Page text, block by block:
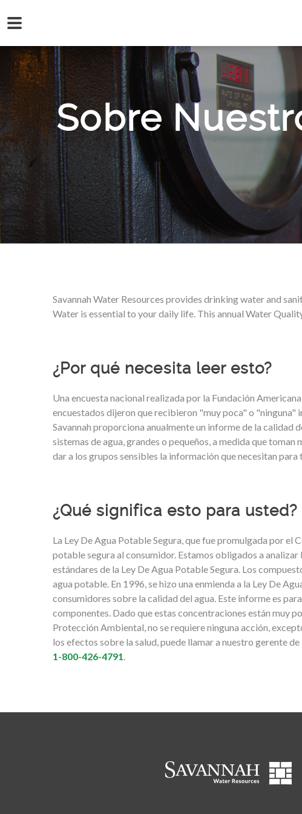
Sobre
Savannah Water Resources provides drinking water and
Water is essential to your daily life. This annual Water
¿Por qué necesita leer esto?
Una encuesta nacional realizada por la Fundación
encuestados dijeron que recibieron "muy poca" o "ninguna"
Savannah proporciona anualmente un informe de la calidad
sistemas de agua, grandes o pequeños, a medida que
dar a los grupos sensibles la información que necesitan para
¿Qué significa esto para usted?
La Ley De Agua Potable Segura, que fue promulgada por
potable segura al consumidor. Estamos obligados a
estándares de la Ley De Agua Potable Segura. Los
agua potable. En 1996, se hizo una enmienda a la Ley De
consumidores sobre la calidad del agua. Este informe es
componentes. Dado que estas concentraciones están muy
Protección Ambiental, no se requiere ninguna acción,
los efectos sobre la salud, puede llamar a nuestro gerente
1-800-426-4791.